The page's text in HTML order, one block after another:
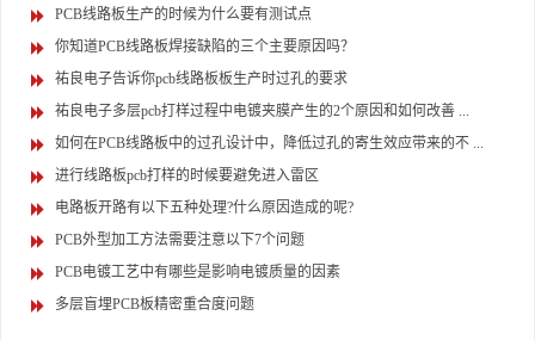
PCB线路板生产的时候为什么要有测试点
你知道PCB线路板焊接缺陷的三个主要原因吗？
祐良电子告诉你pcb线路板板生产时过孔的要求
祐良电子多层pcb打样过程中电镀夹膜产生的2个原因和如何改善 ...
如何在PCB线路板中的过孔设计中，降低过孔的寄生效应带来的不 ...
进行线路板pcb打样的时候要避免进入雷区
电路板开路有以下五种处理?什么原因造成的呢?
PCB外型加工方法需要注意以下7个问题
PCB电镀工艺中有哪些是影响电镀质量的因素
多层盲埋PCB板精密重合度问题